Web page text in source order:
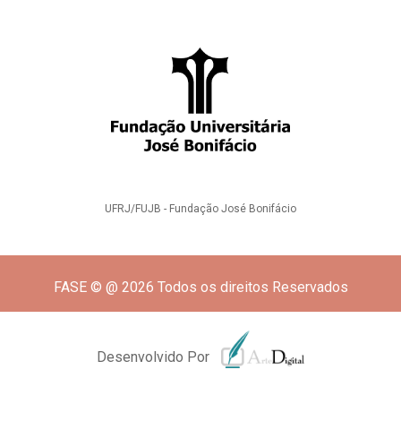
UFRJ/FUJB - Fundação José Bonifácio
FASE © @ 2026 Todos os direitos Reservados
Desenvolvido Por